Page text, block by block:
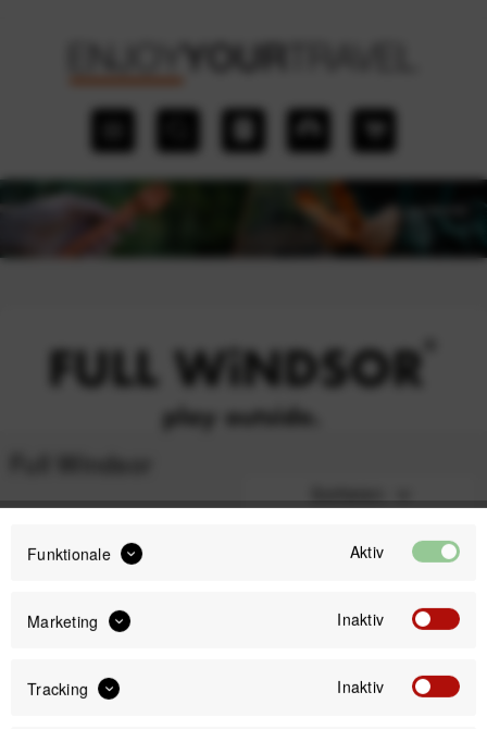
Full Windsor
Funktionale Aktiv
Marketing Inaktiv
Tracking Inaktiv